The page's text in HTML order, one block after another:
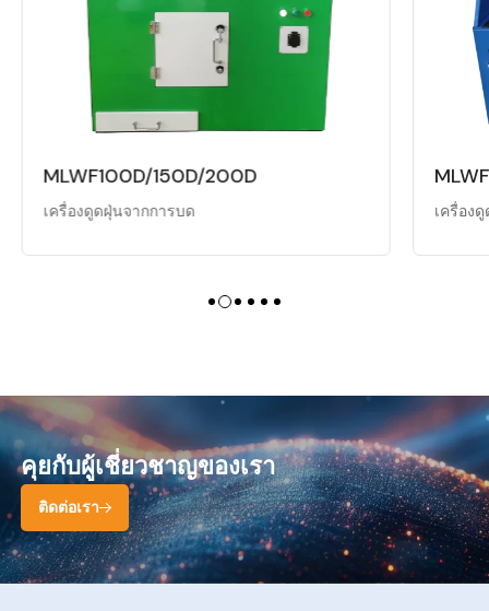
MLWF320-DM
เครื่องดูดฝุ่นจากการบด
เครื่อ
คุยกับผู้เชี่ยวชาญของเรา
ติดต่อเรา